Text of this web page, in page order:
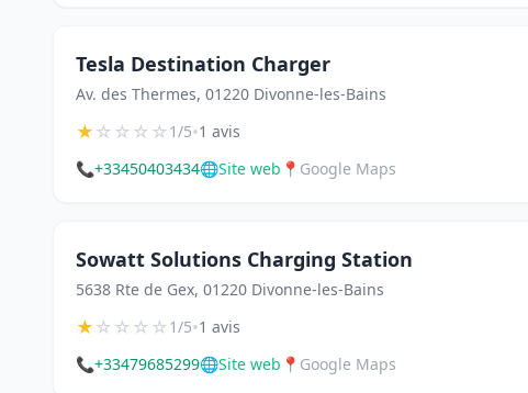
Tesla Destination Charger
Av. des Thermes, 01220 Divonne-les-Bains
★☆☆☆☆1/5•1 avis
📞+33450403434🌐Site web 📍 Google Maps
Sowatt Solutions Charging Station
5638 Rte de Gex, 01220 Divonne-les-Bains
★☆☆☆☆1/5•1 avis
📞+33479685299🌐Site web 📍 Google Maps